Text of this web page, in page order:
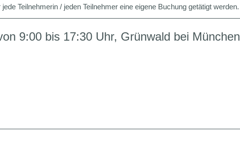
Teilnehmerin / jeden Teilnehmer eine eigene Buchung getätigt werden.
9:00 bis 17:30 Uhr, Grünwald bei München